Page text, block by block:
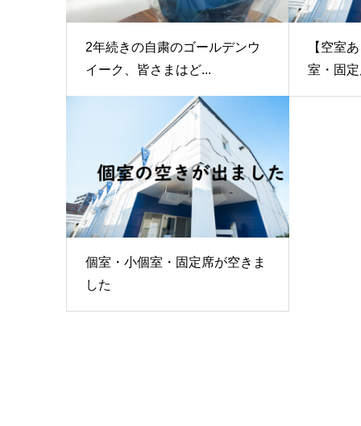
2年続きの自粛のゴールデンウ
イーク、皆さまはど...
【空室
室・固
個室・小個室・固定席が空きま
した